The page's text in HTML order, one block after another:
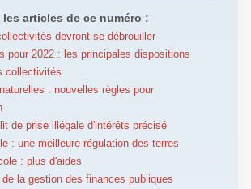
articles de ce numéro :
devront se débrouiller
pour 2022 : les principales dispositions
collectivités
: nouvelles règles pour
de prise illégale d'intérêts précisé
: une meilleure régulation des terres
: plus d'aides
la gestion des finances publiques